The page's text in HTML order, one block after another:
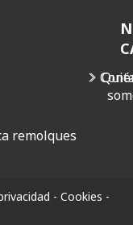
remolques
- Cookies -